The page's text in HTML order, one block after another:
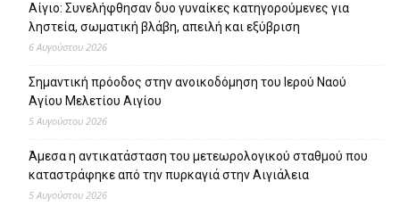
Αίγιο: Συνελήφθησαν δυο γυναίκες κατηγορούμενες για
ληστεία, σωματική βλάβη, απειλή και εξύβριση
6 Αυγούστου 2026
Σημαντική πρόοδος στην ανοικοδόμηση του Ιερού Ναού
Αγίου Μελετίου Αιγίου
5 Αυγούστου 2026
Άμεσα η αντικατάσταση του μετεωρολογικού σταθμού που
καταστράφηκε από την πυρκαγιά στην Αιγιάλεια
5 Αυγούστου 2026